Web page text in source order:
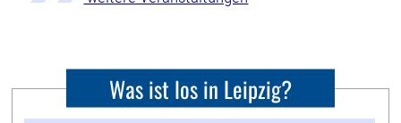
Was ist los in Leipzig?